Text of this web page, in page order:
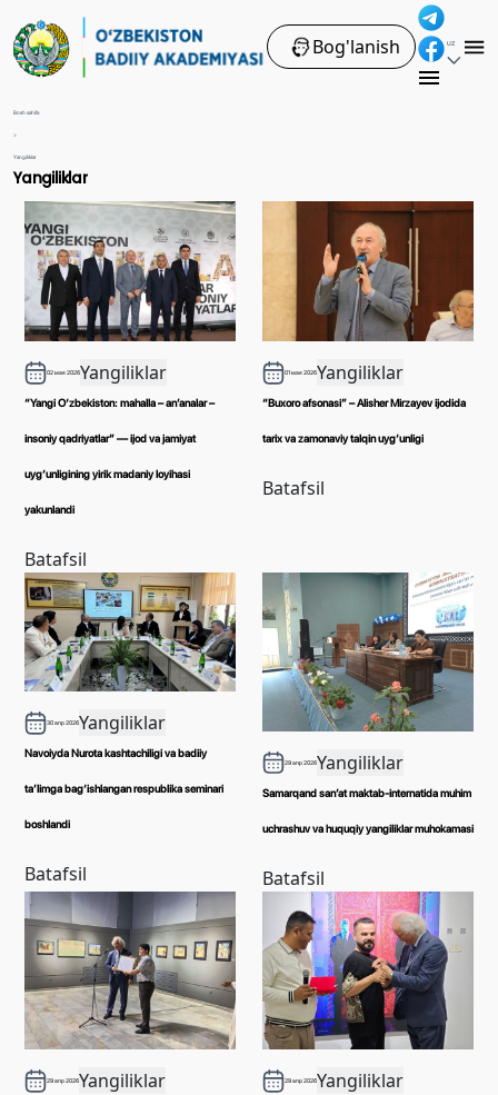
Bog'lanish UZ
Bosh sahifa
>
Yangiliklar
Yangiliklar
02 мая 2026Yangiliklar
“Yangi O‘zbekiston: mahalla – an’analar –
insoniy qadriyatlar” — ijod va jamiyat
uyg‘unligining yirik madaniy loyihasi
yakunlandi
Batafsil
01 мая 2026Yangiliklar
“Buxoro afsonasi” – Alisher Mirzayev ijodida
tarix va zamonaviy talqin uyg‘unligi
Batafsil
30 апр 2026Yangiliklar
Navoiyda Nurota kashtachiligi va badiiy
ta’limga bag‘ishlangan respublika seminari
boshlandi
Batafsil
29 апр 2026Yangiliklar
Samarqand san’at maktab-internatida muhim
uchrashuv va huquqiy yangiliklar muhokamasi
Batafsil
29 апр 2026Yangiliklar 29 апр 2026Yangiliklar